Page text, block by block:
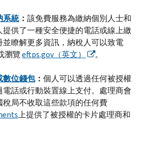
系統： 該免費服務為繳納個別人士和
供了一種安全便捷的電話或線上繳
瞭解更多資訊，納稅人可以致電
瀏覽eftps.gov（英文） 。
數位錢包： 個人可以透過任何被授權
話或行動裝置線上支付。處理商會
局不收取這些款項的任何費
上提供了被授權的卡片處理商和